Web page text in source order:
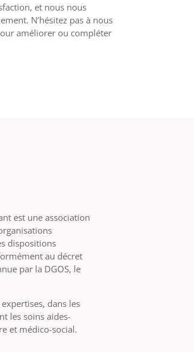
et nous nous
N’hésitez pas à nous
améliorer ou compléter
est une association
dispositions
au décret
par la DGOS, le
dans les
les soins aides-
et médico-social.